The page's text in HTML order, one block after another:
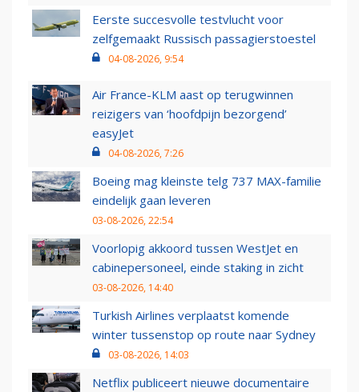
Eerste succesvolle testvlucht voor
zelfgemaakt Russisch passagierstoestel
04-08-2026, 9:54
Air France-KLM aast op terugwinnen
reizigers van ‘hoofdpijn bezorgend’
easyJet
04-08-2026, 7:26
Boeing mag kleinste telg 737 MAX-familie
eindelijk gaan leveren
03-08-2026, 22:54
Voorlopig akkoord tussen WestJet en
cabinepersoneel, einde staking in zicht
03-08-2026, 14:40
Turkish Airlines verplaatst komende
winter tussenstop op route naar Sydney
03-08-2026, 14:03
Netflix publiceert nieuwe documentaire